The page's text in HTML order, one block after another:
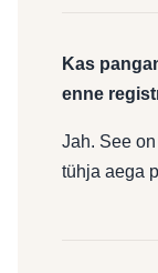
Kas
enne
Jah. See
tühja aega